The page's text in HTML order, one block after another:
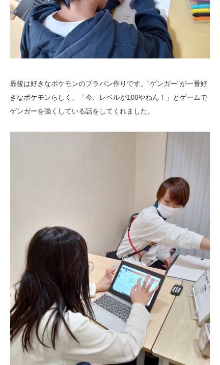
最後は好きなポケモンのプラバン作りです。”ゲンガー”が一番好
きなポケモンらしく、「今、レベルが100やねん！」とゲームで
ゲンガーを強くしている話をしてくれました。